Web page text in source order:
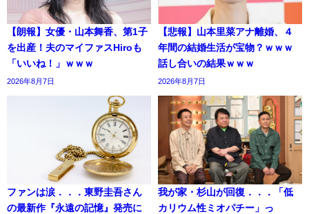
【朗報】女優・山本舞香、第1子
を出産！夫のマイファスHiroも
「いいね！」ｗｗｗ
2026年8月7日
【悲報】山本里菜アナ離婚、４
年間の結婚生活が宝物？ｗｗｗ
話し合いの結果ｗｗｗ
2026年8月7日
ファンは涙．．．東野圭吾さん
の最新作『永遠の記憶』発売に
我が家・杉山が回復．．．「低
カリウム性ミオパチー」っ